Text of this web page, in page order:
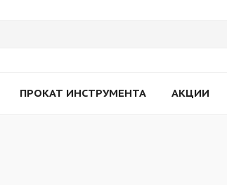
ПРОКАТ ИНСТРУМЕНТА АКЦИИ